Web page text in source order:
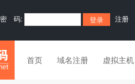
密 码: 注册
首页 域名注册 虚拟主机